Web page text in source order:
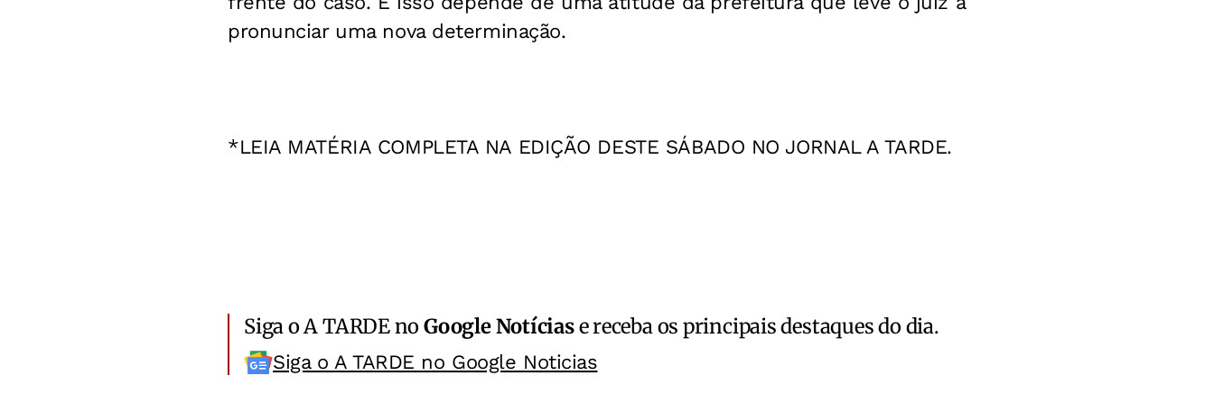
pronunciar uma nova determinação.
*LEIA MATÉRIA COMPLETA NA EDIÇÃO DESTE SÁBADO NO JORNAL A TARDE.
Siga o A TARDE noGoogle Notíciase receba os principais destaques do dia.
Siga o A TARDE no Google Noticias